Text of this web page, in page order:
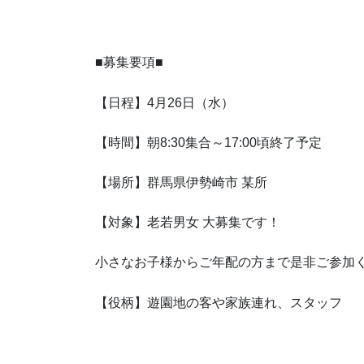
■募集要項■
【日程】4月26日（水）
【時間】朝8:30集合～17:00頃終了予定
【場所】群馬県伊勢崎市 某所
【対象】老若男女 大募集です！
小さなお子様からご年配の方まで是非ご参加
【役柄】遊園地の客や家族連れ、スタッフ